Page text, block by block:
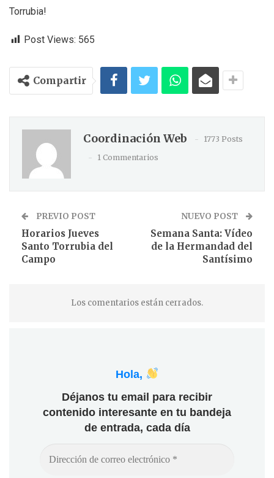
Torrubia!
Post Views: 565
Compartir
Coordinación Web
1773 Posts
1 Commentarios
PREVIO POST
Horarios Jueves
Santo Torrubia del
Campo
NUEVO POST
Semana Santa: Vídeo
de la Hermandad del
Santísimo
Los comentarios están cerrados.
Hola,
Déjanos tu email para recibir
contenido interesante en tu bandeja
de entrada, cada día